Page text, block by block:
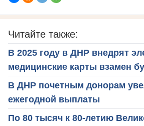
Читайте также:
В 2025 году в ДНР внедрят
медицинские карты взамен
В ДНР почетным донорам
ежегодной выплаты
По 80 тысяч к 80-летию